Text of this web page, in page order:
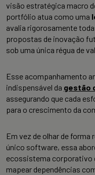
visão estratégica macro
portfólio atua como uma
avalia rigorosamente
propostas de inovação
sob uma única régua de
Esse acompanhamento
indispensável da gestão
assegurando que cada
para o crescimento da
Em vez de olhar de
único software, essa
ecossistema corporativo
mapear dependências